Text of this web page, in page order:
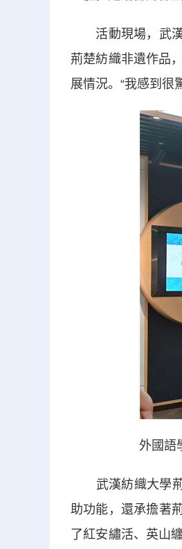
活動現場，武漢
荊楚紡織非遺作品
展情況。“我感到很
外國語
武漢紡織大學荊
助功能，還承擔著
了紅安繡活、英山